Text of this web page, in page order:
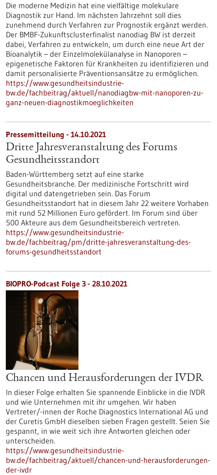
Die moderne Medizin hat eine vielfältige molekulare
Diagnostik zur Hand. Im nächsten Jahrzehnt soll dies
zunehmend durch Verfahren zur Prognostik ergänzt werden.
Der BMBF-Zukunftsclusterfinalist nanodiag BW ist derzeit
dabei, Verfahren zu entwickeln, um durch eine neue Art der
Bioanalytik – der Einzelmolekülanalyse in Nanoporen –
epigenetische Faktoren für Krankheiten zu identifizieren und
damit personalisierte Präventionsansätze zu ermöglichen.
https://www.gesundheitsindustrie-
bw.de/fachbeitrag/aktuell/nanodiagbw-mit-nanoporen-zu-
ganz-neuen-diagnostikmoeglichkeiten
Pressemitteilung - 14.10.2021
Dritte Jahresveranstaltung des Forums
Gesundheitsstandort
Baden-Württemberg setzt auf eine starke
Gesundheitsbranche. Der medizinische Fortschritt wird
digital und datengetrieben sein. Das Forum
Gesundheitsstandort hat in diesem Jahr 22 weitere Vorhaben
mit rund 52 Millionen Euro gefördert. Im Forum sind über
500 Akteure aus dem Gesundheitsbereich vertreten.
https://www.gesundheitsindustrie-
bw.de/fachbeitrag/pm/dritte-jahresveranstaltung-des-
forums-gesundheitsstandort
BIOPRO-Podcast Folge 3 - 28.10.2021
Chancen und Herausforderungen der IVDR
In dieser Folge erhalten Sie spannende Einblicke in die IVDR
und wie Unternehmen mit ihr umgehen. Wir haben
Vertreter/-innen der Roche Diagnostics International AG und
der Curetis GmbH dieselben sieben Fragen gestellt. Seien Sie
gespannt, in wie weit sich ihre Antworten gleichen oder
unterscheiden.
https://www.gesundheitsindustrie-
bw.de/fachbeitrag/aktuell/chancen-und-herausforderungen-
der-ivdr